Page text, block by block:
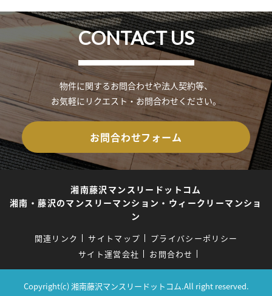
CONTACT US
物件に関するお問合わせや法人契約等、
お気軽にリクエスト・お問合わせください。
お問合わせフォーム
湘南藤沢マンスリードットコム
湘南・藤沢のマンスリーマンション・ウィークリーマンショ
ン
関連リンク サイトマップ
プライバシーポリシー
サイト運営会社
お問合わせ
Copyright(c) 湘南藤沢マンスリードットコム.All right reserved.